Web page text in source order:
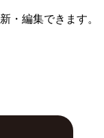
・編集できます。